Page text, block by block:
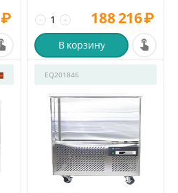
₽ +
− 188 216₽
В корзину
EQ201846